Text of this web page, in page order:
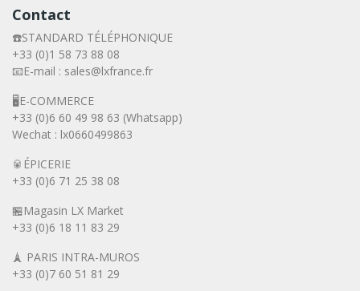
Contact
☎️STANDARD TÉLÉPHONIQUE
+33 (0)1 58 73 88 08
📧E-mail : sales@lxfrance.fr
🖥️E-COMMERCE
+33 (0)6 60 49 98 63 (Whatsapp)
Wechat : lx0660499863
🥫ÉPICERIE
+33 (0)6 71 25 38 08
🏪Magasin LX Market
+33 (0)6 18 11 83 29
🗼 PARIS INTRA-MUROS
+33 (0)7 60 51 81 29